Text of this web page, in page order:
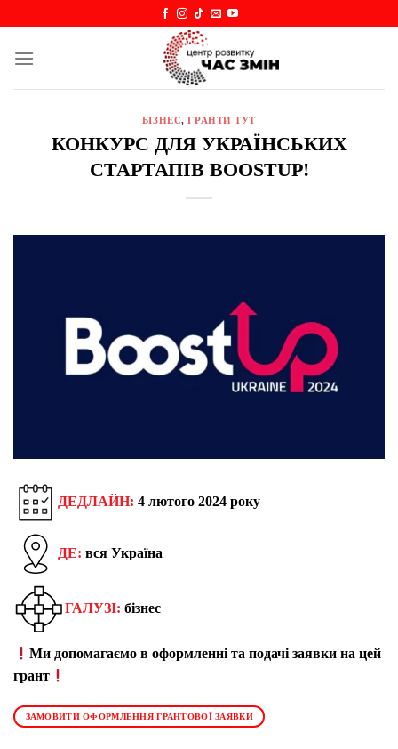
content
БІЗНЕС,ГРАНТИ ТУТ
КОНКУРС ДЛЯ УКРАЇНСЬКИХ
СТАРТАПІВ BOOSTUP!
ДЕДЛАЙН: 4 лютого 2024 року
ДЕ: вся Україна
ГАЛУЗІ: бізнес
Ми допомагаємо в оформленні та подачі заявки на цей
грант
ЗАМОВИТИ ОФОРМЛЕННЯ ГРАНТОВОЇ ЗАЯВКИ